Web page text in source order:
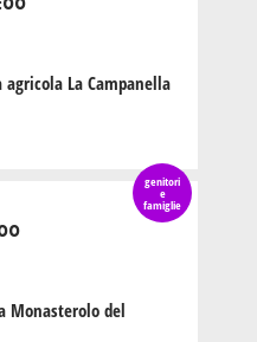
La Campanella
genitori
e
famiglie
Monasterolo del